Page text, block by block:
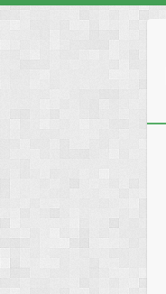
contenuto